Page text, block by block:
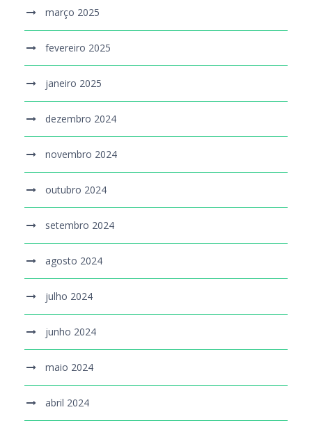
março 2025
fevereiro 2025
janeiro 2025
dezembro 2024
novembro 2024
outubro 2024
setembro 2024
agosto 2024
julho 2024
junho 2024
maio 2024
abril 2024